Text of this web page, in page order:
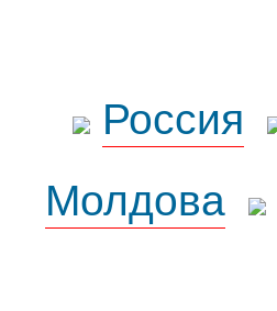
Россия
Молдова